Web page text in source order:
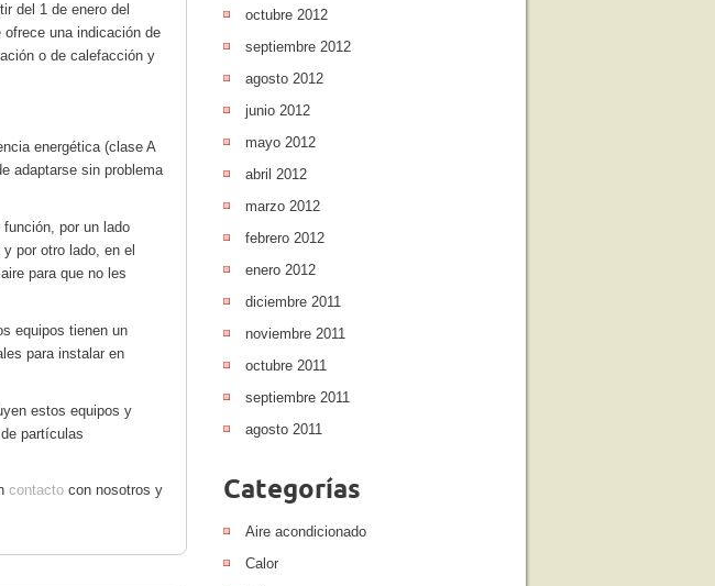
del 1 de enero del
una indicación de
o de calefacción y
energética (clase A
adaptarse sin problema
por un lado
por otro lado, en el
para que no les
equipos tienen un
para instalar en
estos equipos y
partículas
contacto con nosotros y
octubre 2012
septiembre 2012
agosto 2012
junio 2012
mayo 2012
abril 2012
marzo 2012
febrero 2012
enero 2012
diciembre 2011
noviembre 2011
octubre 2011
septiembre 2011
agosto 2011
Categorías
Aire acondicionado
Calor